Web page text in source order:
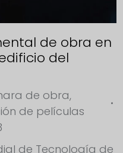
de obra en
del
de obra,
de películas
de Tecnología de